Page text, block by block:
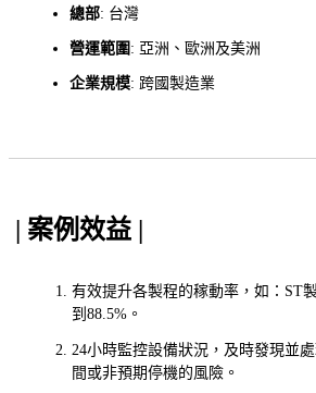
總部: 台灣
營運範圍 : 亞洲、歐洲及美洲
企業規模: 跨國製造業
| 案例效益 |
有效提升各製程的稼動率，如：ST
到88.5%。
24小時監控設備狀況，及時發現並
間或非預期停機的風險。